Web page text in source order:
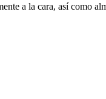
a la cara, así como